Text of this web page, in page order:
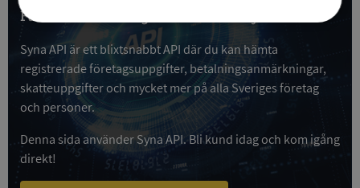
Få all denna företagsinformation i Syna API
Syna API är ett blixtsnabbt API där du kan hämta
registrerade företagsuppgifter, betalningsanmärkningar,
skatteuppgifter och mycket mer på alla Sveriges företag
och personer.
Denna sida använder Syna API. Bli kund idag och kom igång
direkt!
Strikt
nödvändigt
Prestanda Inriktning
Oklassificerade